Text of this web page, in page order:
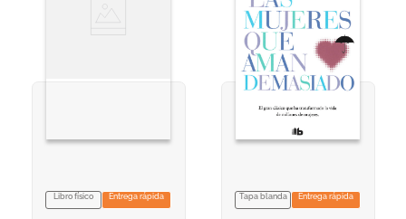
VER INFORMACION
Libro físico Entrega rápida
VER INFORMACION
Tapa blanda Entrega rápida